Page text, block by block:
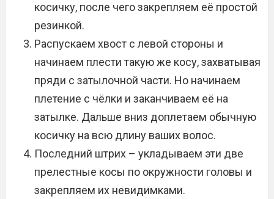
косичку, после чего закрепляем её простой
резинкой.
Распускаем хвост с левой стороны и
начинаем плести такую же косу, захватывая
пряди с затылочной части. Но начинаем
плетение с чёлки и заканчиваем её на
затылке. Дальше вниз доплетаем обычную
косичку на всю длину ваших волос.
Последний штрих – укладываем эти две
прелестные косы по окружности головы и
закрепляем их невидимками.